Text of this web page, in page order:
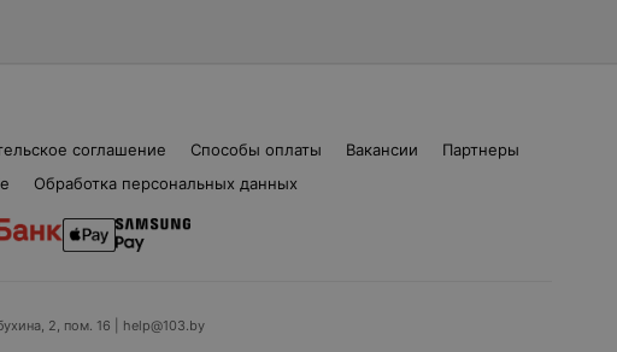
соглашение Способы оплаты Вакансии
Партнеры
Обработка персональных данных
2, пом. 16 | help@103.by